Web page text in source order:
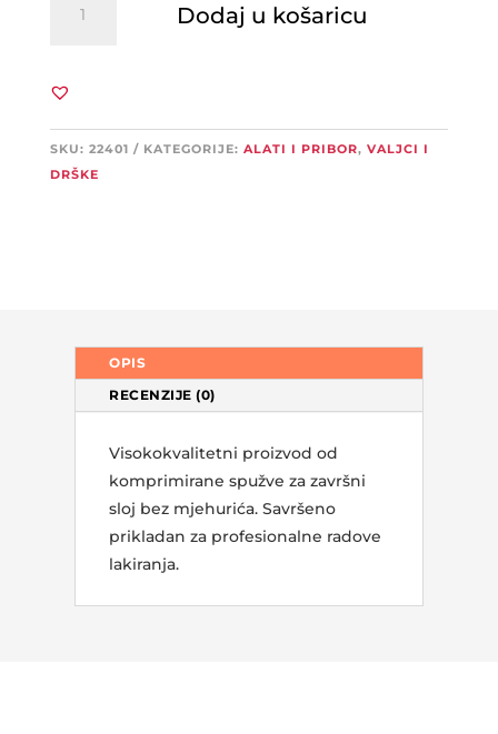
SOFT
set
Dodaj u košaricu
SKU: 22401 KATEGORIJE: ALATI I PRIBOR, VALJCI I
DRŠKE
OPIS
RECENZIJE (0)
Visokokvalitetni proizvod od
komprimirane spužve za završni
sloj bez mjehurića. Savršeno
prikladan za profesionalne radove
lakiranja.